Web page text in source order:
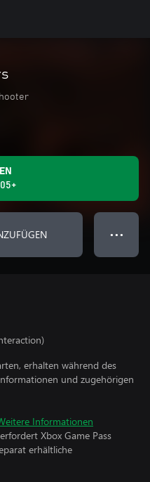
● ● ●
erhalten während des
und zugehörigen
Informationen
Xbox Game Pass
erhältliche